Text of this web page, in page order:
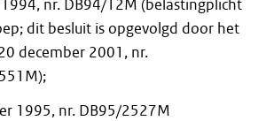
nr. DB94/12M (belastingplicht
dit besluit is opgevolgd door het
december 2001, nr.
1995, nr. DB95/2527M